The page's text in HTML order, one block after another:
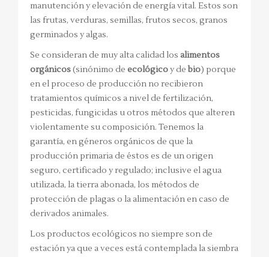
manutención y elevación de energía vital. Estos son
las frutas, verduras, semillas, frutos secos, granos
germinados y algas.
Se consideran de muy alta calidad los alimentos
orgánicos(sinónimo de ecológicoy debio) porque
en el proceso de producción no recibieron
tratamientos químicos a nivel de fertilización,
pesticidas, fungicidas u otros métodos que alteren
violentamente su composición. Tenemos la
garantía, en géneros orgánicos de que la
producción primaria de éstos es de un origen
seguro, certificado y regulado; inclusive el agua
utilizada, la tierra abonada, los métodos de
protección de plagas o la alimentación en caso de
derivados animales.
Los productos ecológicos no siempre son de
estación ya que a veces está contemplada la siembra